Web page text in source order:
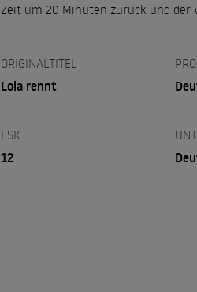
Zeit um 20 Minuten zurück und der
ORIGINALTITEL
Lola rennt
FSK
12